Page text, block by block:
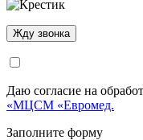
Даю согласие на
«МЦСМ «Евромед.
Заполните форму